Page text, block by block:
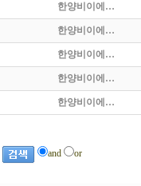
한양비이에…
한양비이에…
한양비이에…
한양비이에…
한양비이에…
and or